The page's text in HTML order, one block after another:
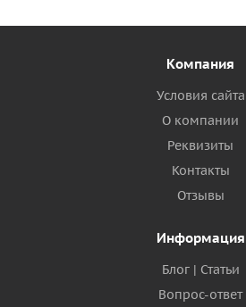
Компания
Условия сайта
О компании
Реквизиты
Контакты
Отзывы
Информация
Блог | Статьи
Вопрос-ответ